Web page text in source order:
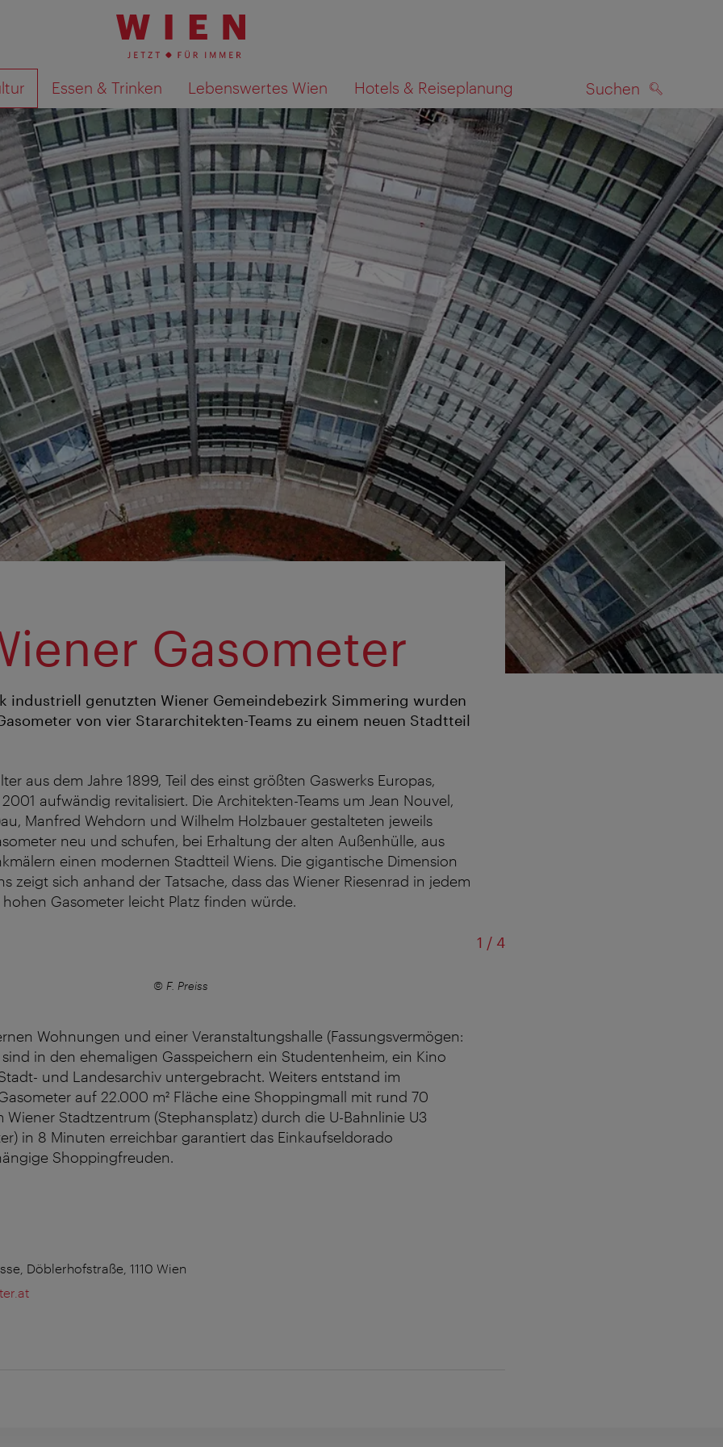
Essen & Trinken Lebenswertes Wien Hotels & Reiseplanung Suchen
Suchergebnisse auf Karte anzeigen SUCHEN
Gasometer
industriell genutzten Wiener Gemeindebezirk Simmering wurden
von vier Stararchitekten-Teams zu einem neuen Stadtteil
aus dem Jahre 1899, Teil des einst größten Gaswerks Europas,
aufwändig revitalisiert. Die Architekten-Teams um Jean Nouvel,
Manfred Wehdorn und Wilhelm Holzbauer gestalteten jeweils
neu und schufen, bei Erhaltung der alten Außenhülle, aus
einen modernen Stadtteil Wiens. Die gigantische Dimension
zeigt sich anhand der Tatsache, dass das Wiener Riesenrad in jedem
Gasometer leicht Platz finden würde.
1 /von
4
© F. Preiss
Wohnungen und einer Veranstaltungshalle (Fassungsvermögen:
in den ehemaligen Gasspeichern ein Studentenheim, ein Kino
und Landesarchiv untergebracht. Weiters entstand im
auf 22.000 m² Fläche eine Shoppingmall mit rund 70
Wiener Stadtzentrum (Stephansplatz) durch die U-Bahnlinie U3
in 8 Minuten erreichbar garantiert das Einkaufseldorado
Shoppingfreuden.
Döblerhofstraße, 1110 Wien